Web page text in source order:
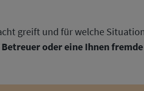
greift und für welche
oder eine Ihnen